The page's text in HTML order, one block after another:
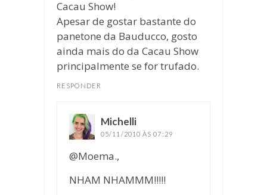
Cacau Show!
Apesar de gostar bastante do
panetone da Bauducco, gosto
ainda mais do da Cacau Show
principalmente se for trufado.
RESPONDER
Michelli
05/11/2010 ÀS 07:29
@Moema.,
NHAM NHAMMM!!!!!